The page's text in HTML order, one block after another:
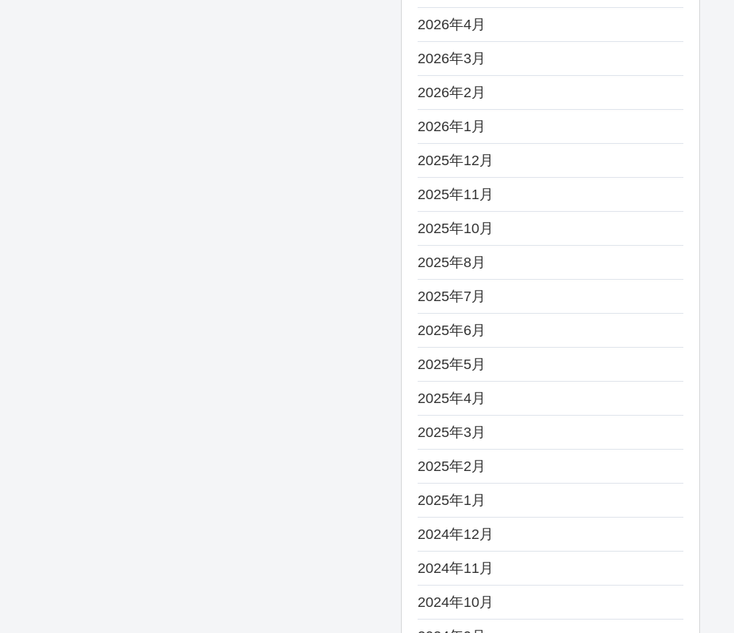
2026年4月
2026年3月
2026年2月
2026年1月
2025年12月
2025年11月
2025年10月
2025年8月
2025年7月
2025年6月
2025年5月
2025年4月
2025年3月
2025年2月
2025年1月
2024年12月
2024年11月
2024年10月